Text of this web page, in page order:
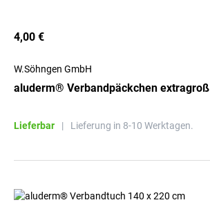
4,00 €
W.Söhngen GmbH
aluderm® Verbandpäckchen extragroß
Lieferbar | Lieferung in 8-10 Werktagen.